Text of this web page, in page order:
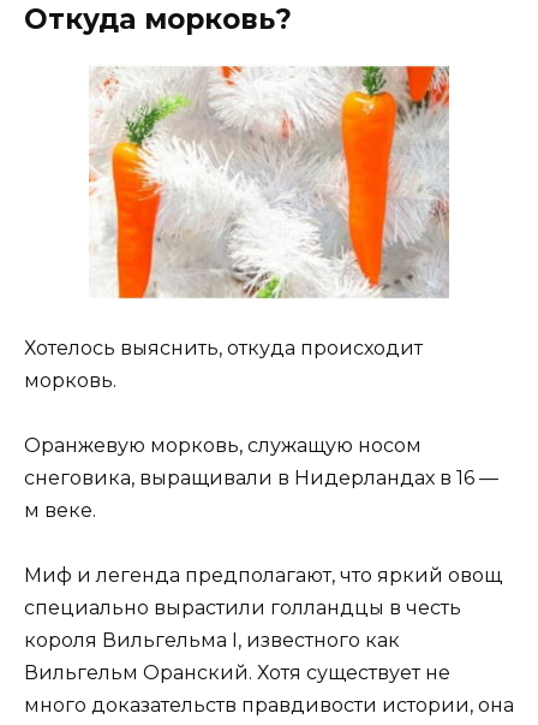
Откуда морковь?
Хотелось выяснить, откуда происходит
морковь.
Оранжевую морковь, служащую носом
снеговика, выращивали в Нидерландах в 16 —
м веке.
Миф и легенда предполагают, что яркий овощ
специально вырастили голландцы в честь
короля Вильгельма I, известного как
Вильгельм Оранский. Хотя существует не
много доказательств правдивости истории, она